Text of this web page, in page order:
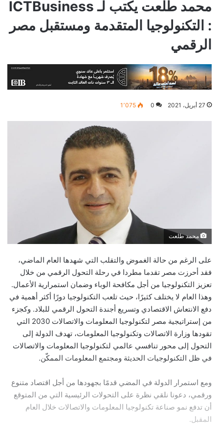
محمد طلعت يكتب لـ ICTBusiness
: التكنولوجيا المتقدمة ومستقبل مصر
الرقمي
27 أبريل، 2021 0 1٬075
محمد طلعت
على الرغم من حالة الغموض والتقلب التي شهدها العام الماضي،
فقد أحرزت مصر تقدما مطردا في رحلة التحول الرقمي من خلال
تعزيز التكنولوجيا من أجل مكافحة الوباء وضمان استمرارية الأعمال.
وهذا العام لا يختلف كثيرًا، حيث تلعب التكنولوجيا دورًا أكثر أهمية في
دفع الانتعاش الاقتصادي وتسريع أجندة التحول الرقمي للبلاد. وكجزء
من إستراتيجية مصر لتكنولوجيا المعلومات والاتصالات 2030 التي
تقودها وزارة الاتصالات وتكنولوجيا المعلومات، تهدف الدولة إلى
التحول إلى محور تنافسي عالمي لتكنولوجيا المعلومات والاتصالات
في ظل التكنولوجيات الحديثة ومجتمع المعلومات الممكّن.
ومع استمرار الدولة في المضي قدمًا بجهودها من أجل اقتصاد متنوع
ورقمي، دعونا نلقي نظرة على التحولات الرئيسية التي من المتوقع
أن تدفع نمو صناعة تكنولوجيا المعلومات والاتصالات خلال العام
المقبل.